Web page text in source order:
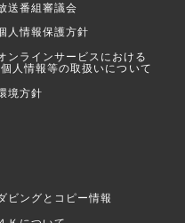
送番組審議会
人情報保護方針
ンラインサービスにおける
人情報等の取扱いについて
境方針
ビングとコピー情報